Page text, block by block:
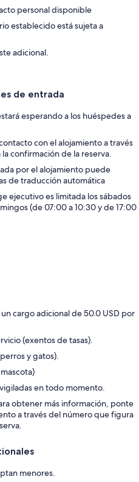
personal disponible
establecido está sujeta a
adicional.
de entrada
esperando a los huéspedes a
con el alojamiento a través
confirmación de la reserva.
por el alojamiento puede
de traducción automática
ejecutivo es limitada los sábados
(de 07:00 a 10:30 y de 17:00
cargo adicional de 50.0 USD por
(exentos de tasas).
y gatos).
en todo momento.
obtener más información, ponte
a través del número que figura
menores.